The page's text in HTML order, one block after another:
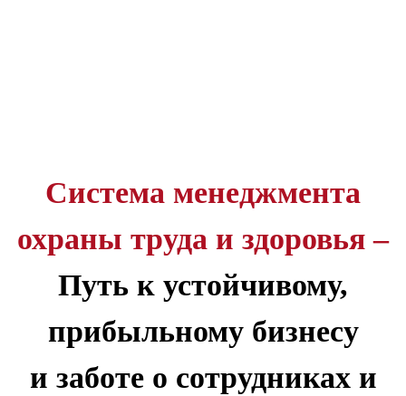
Система менеджмента
охраны труда и здоровья –
Путь к устойчивому,
прибыльному бизнесу
и заботе о сотрудниках и